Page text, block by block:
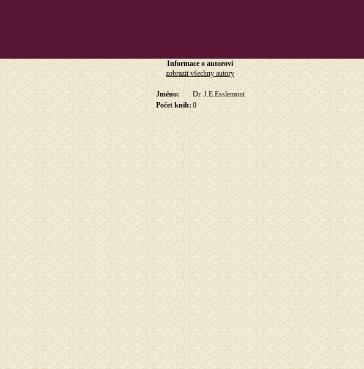
Informace o autorovi
zobrazit všechny autory
Jméno:
Dr. J.E.Esslemont
Počet knih:0